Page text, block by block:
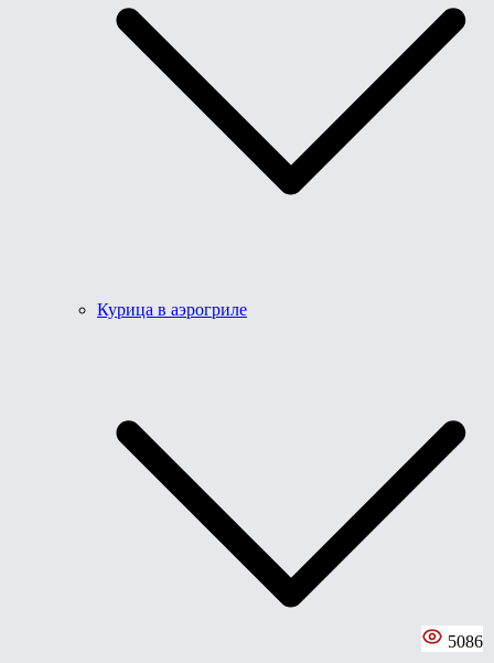
Курица в аэрогриле
5086